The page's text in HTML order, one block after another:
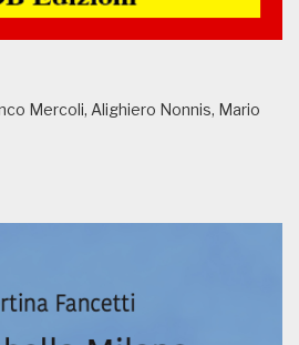
Mercoli, Alighiero Nonnis, Mario